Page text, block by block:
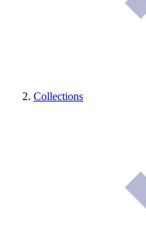
Collections